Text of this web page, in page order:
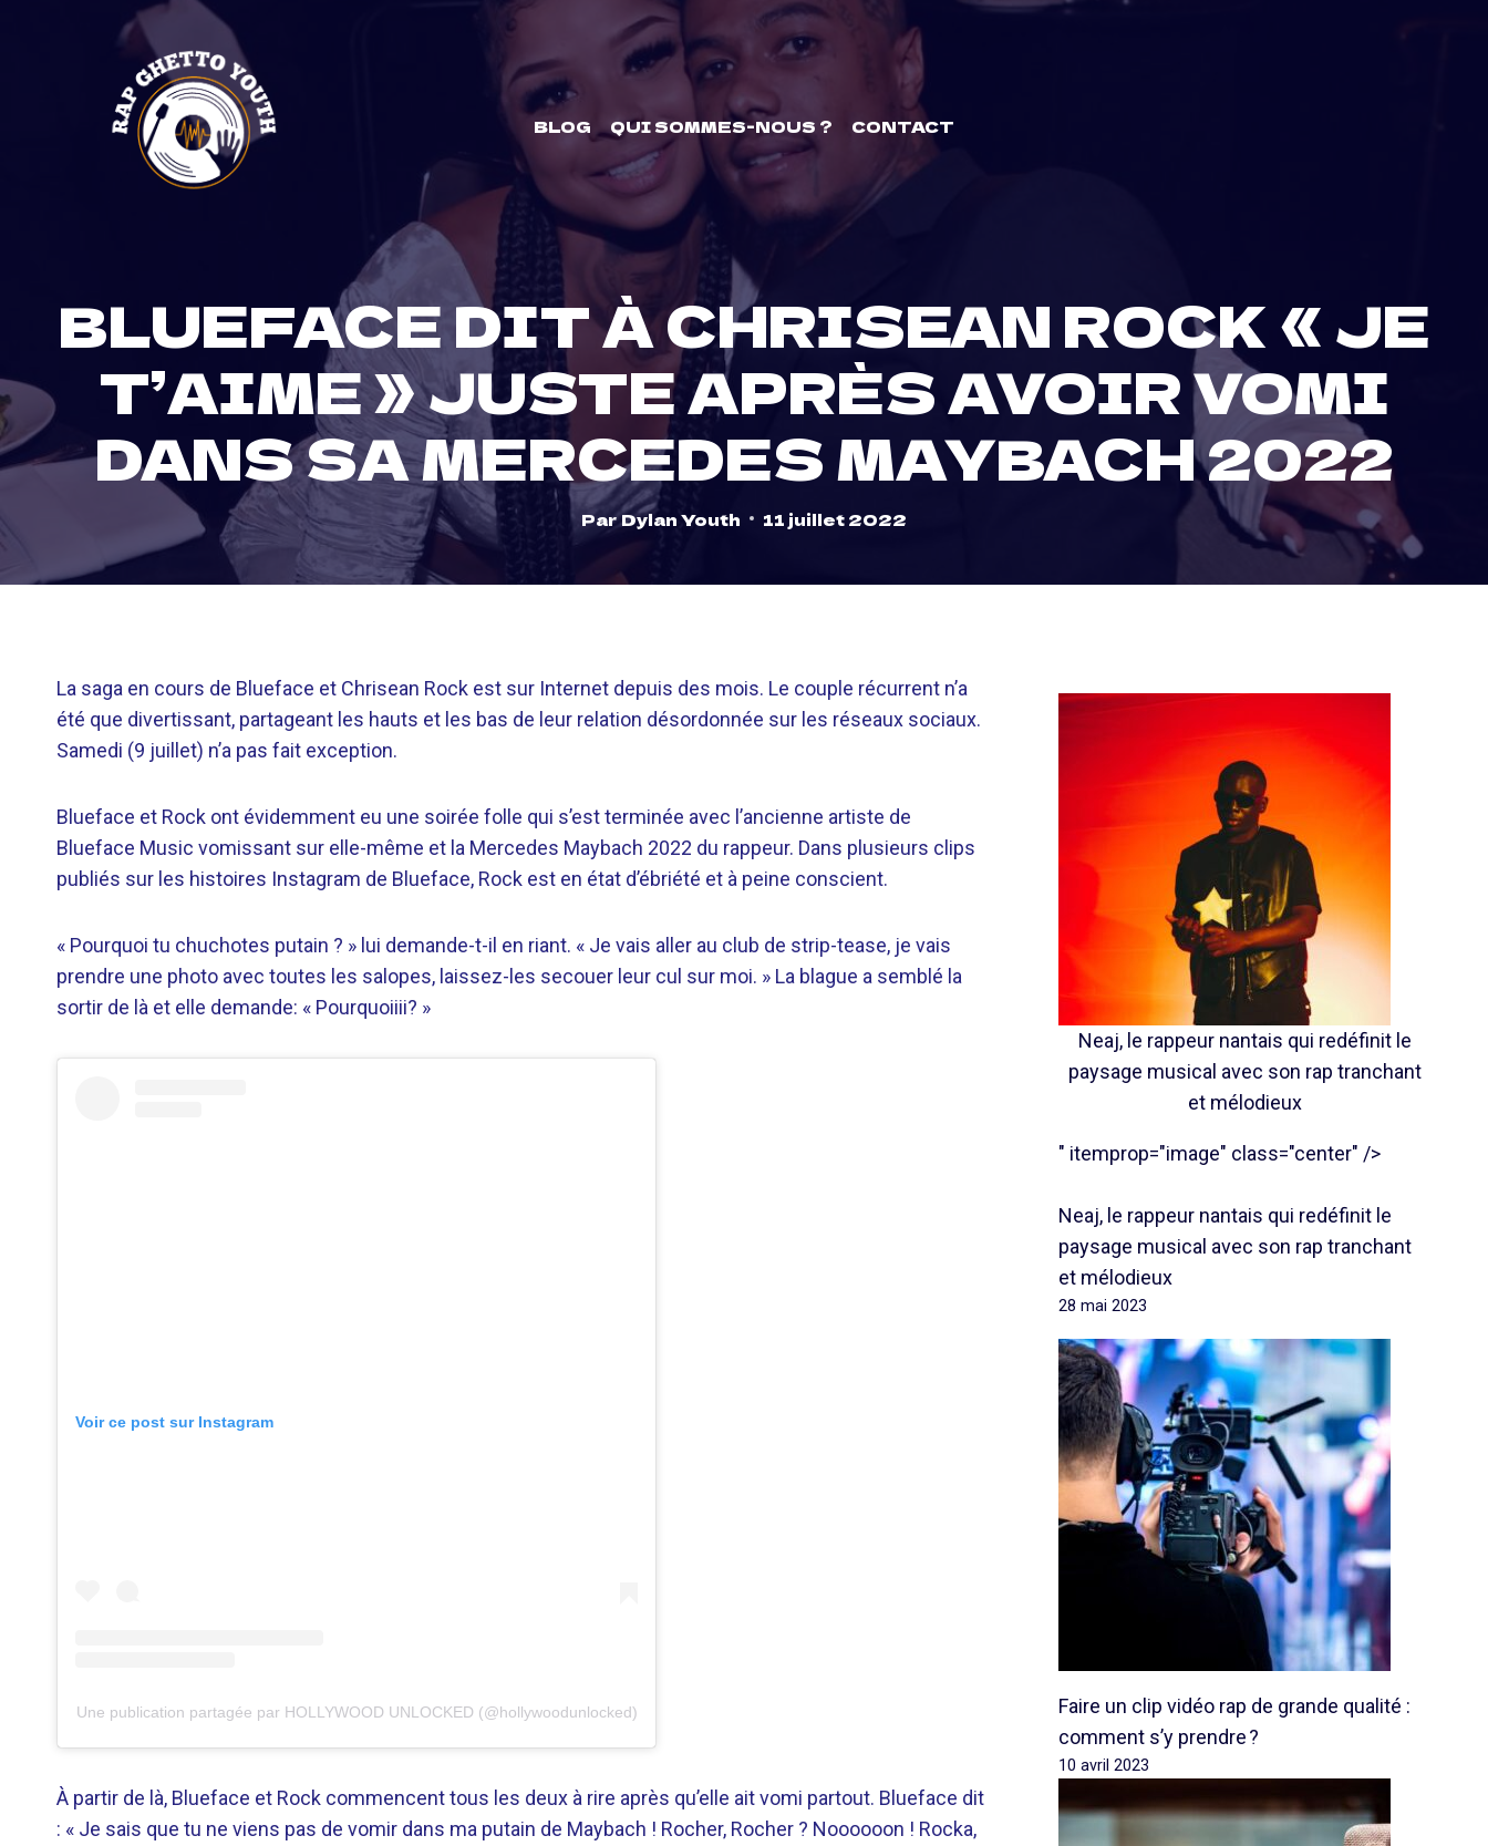
BLOG QUI SOMMES-NOUS ? CONTACT
BLUEFACE DIT À CHRISEAN ROCK « JE
T’AIME » JUSTE APRÈS AVOIR VOMI
DANS SA MERCEDES MAYBACH 2022
ParDylan Youth 11 juillet 2022
La saga en cours de Blueface et Chrisean Rock est sur Internet depuis des mois. Le couple récurrent n’a
été que divertissant, partageant les hauts et les bas de leur relation désordonnée sur les réseaux sociaux.
Samedi (9 juillet) n’a pas fait exception.
Blueface et Rock ont ​​évidemment eu une soirée folle qui s’est terminée avec l’ancienne artiste de
Blueface Music vomissant sur elle-même et la Mercedes Maybach 2022 du rappeur. Dans plusieurs clips
publiés sur les histoires Instagram de Blueface, Rock est en état d’ébriété et à peine conscient.
« Pourquoi tu chuchotes putain ? » lui demande-t-il en riant. « Je vais aller au club de strip-tease, je vais
prendre une photo avec toutes les salopes, laissez-les secouer leur cul sur moi. » La blague a semblé la
sortir de là et elle demande: « Pourquoiiii? »
Voir ce post sur Instagram
Une publication partagée par HOLLYWOOD UNLOCKED (@hollywoodunlocked)
À partir de là, Blueface et Rock commencent tous les deux à rire après qu’elle ait vomi partout. Blueface dit
: « Je sais que tu ne viens pas de vomir dans ma putain de Maybach ! Rocher, Rocher ? Noooooon ! Rocka,
Neaj, le rappeur nantais qui redéfinit le
paysage musical avec son rap tranchant
et mélodieux
" itemprop="image" class="center" />
Neaj, le rappeur nantais qui redéfinit le
paysage musical avec son rap tranchant
et mélodieux
28 mai 2023
Faire un clip vidéo rap de grande qualité :
comment s’y prendre ?
10 avril 2023